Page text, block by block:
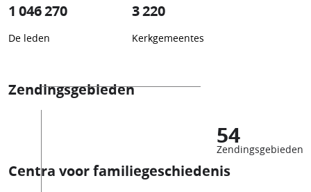
1 046 270
De leden
3 220
Kerkgemeentes
Zendingsgebieden
54
Zendingsgebieden
Centra voor familiegeschiedenis